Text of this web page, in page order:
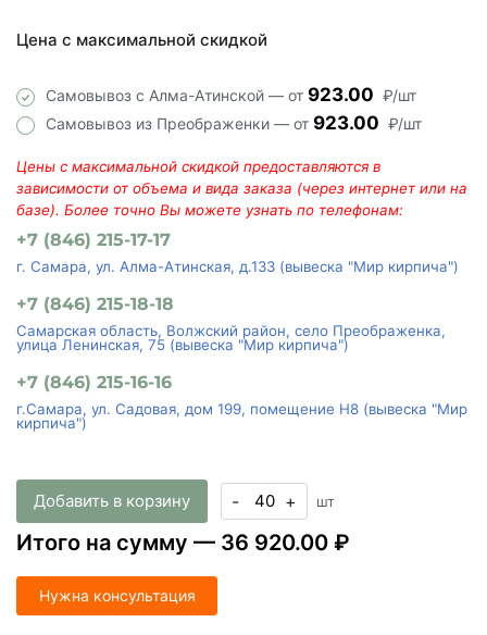
Цена с максимальной скидкой
Самовывоз с Алма-Атинской — от 923.00 ₽/шт
Самовывоз из Преображенки — от 923.00 ₽/шт
Цены с максимальной скидкой предоставляются в
зависимости от объема и вида заказа (через интернет или на
базе). Более точно Вы можете узнать по телефонам:
+7 (846) 215-17-17
г. Самара, ул. Алма-Атинская, д.133 (вывеска "Мир кирпича")
+7 (846) 215-18-18
Самарская область, Волжский район, село Преображенка,
улица Ленинская, 75 (вывеска "Мир кирпича")
+7 (846) 215-16-16
г.Самара, ул. Садовая, дом 199, помещение Н8 (вывеска "Мир
кирпича")
Добавить в корзину - + шт
Итого на сумму — 36 920.00 ₽
Нужна консультация